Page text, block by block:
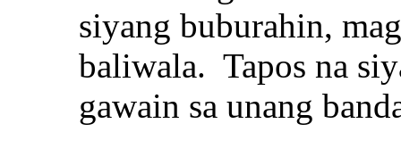
siyang buburahin,
baliwala. Tapos na
gawain sa unang